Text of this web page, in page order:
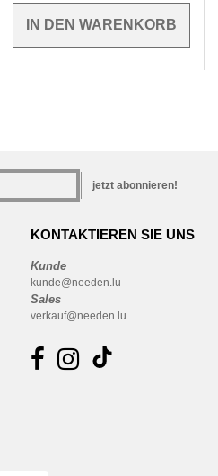
jetzt abonnieren!
KONTAKTIEREN SIE UNS
Kunde
kunde@needen.lu
Sales
verkauf@needen.lu